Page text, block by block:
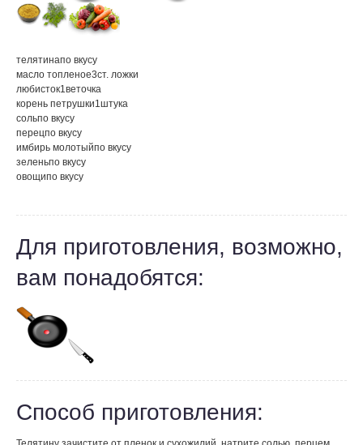
телятинапо вкусу
масло топленое3ст. ложки
любисток1веточка
корень петрушки1штука
сольпо вкусу
перецпо вкусу
имбирь молотыйпо вкусу
зеленьпо вкусу
овощипо вкусу
Для приготовления, возможно,
вам понадобятся:
Способ приготовления: